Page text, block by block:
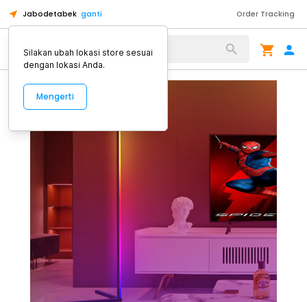
Jabodetabek ganti Order Tracking
Alat Kopi
Silakan ubah lokasi store sesuai
dengan lokasi Anda.
Mengerti